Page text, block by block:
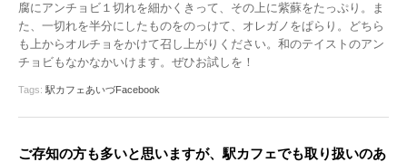
腐にアンチョビ１切れを細かくきって、その上に紫蘇をたっぷり。ま
た、一切れを半分にしたものをのっけて、オレガノをぱらり。どちら
も上からオルチョをかけて召し上がりください。和のテイストのアン
チョビもなかなかいけます。ぜひお試しを！
Tags: 駅カフェあいづFacebook
ご存知の方も多いと思いますが、駅カフェでも取り扱いのあ